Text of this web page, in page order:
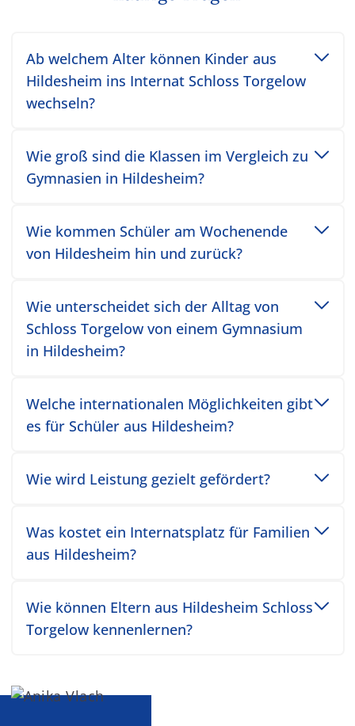
Ab welchem Alter können Kinder aus
Hildesheim ins Internat Schloss Torgelow
wechseln?
Toggle accordion item
Wie groß sind die Klassen im Vergleich zu
Gymnasien in Hildesheim?
Toggle accordion item
Wie kommen Schüler am Wochenende
von Hildesheim hin und zurück?
Toggle accordion item
Wie unterscheidet sich der Alltag von
Schloss Torgelow von einem Gymnasium
in Hildesheim?
Toggle accordion item
Welche internationalen Möglichkeiten gibt
es für Schüler aus Hildesheim?
Toggle accordion item
Wie wird Leistung gezielt gefördert?
Toggle accordion item
Was kostet ein Internatsplatz für Familien
aus Hildesheim?
Toggle accordion item
Wie können Eltern aus Hildesheim Schloss
Torgelow kennenlernen?
Toggle accordion item